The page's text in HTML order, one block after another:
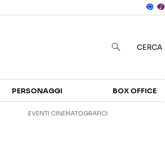
CURIOSITÀ
CERCA
PERSONAGGI BOX OFFICE
EVENTI CINEMATOGRAFICI